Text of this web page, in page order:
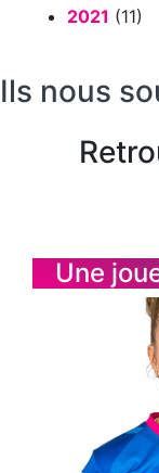
2021 (11)
Ils nous
Une